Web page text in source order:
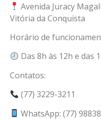
Avenida Juracy
Vitória da Conquista
Horário de
Das 8h às 12h e das
Contatos:
(77) 3229-3211
WhatsApp: (77)